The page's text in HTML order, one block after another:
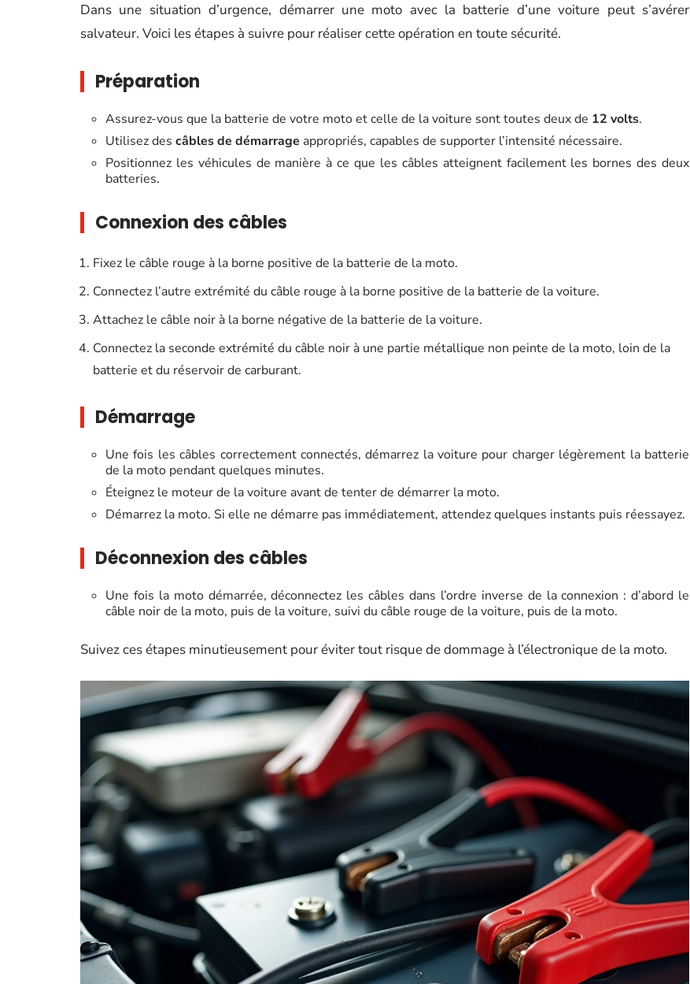
Dans une situation d’urgence, démarrer une moto avec la batterie d’une voiture peut s’avérer
salvateur. Voici les étapes à suivre pour réaliser cette opération en toute sécurité.
Préparation
Assurez-vous que la batterie de votre moto et celle de la voiture sont toutes deux de 12 volts.
Utilisez des câbles de démarrage appropriés, capables de supporter l’intensité nécessaire.
Positionnez les véhicules de manière à ce que les câbles atteignent facilement les bornes des deux
batteries.
Connexion des câbles
Fixez le câble rouge à la borne positive de la batterie de la moto.
Connectez l’autre extrémité du câble rouge à la borne positive de la batterie de la voiture.
Attachez le câble noir à la borne négative de la batterie de la voiture.
Connectez la seconde extrémité du câble noir à une partie métallique non peinte de la moto, loin de la
batterie et du réservoir de carburant.
Démarrage
Une fois les câbles correctement connectés, démarrez la voiture pour charger légèrement la batterie
de la moto pendant quelques minutes.
Éteignez le moteur de la voiture avant de tenter de démarrer la moto.
Démarrez la moto. Si elle ne démarre pas immédiatement, attendez quelques instants puis réessayez.
Déconnexion des câbles
Une fois la moto démarrée, déconnectez les câbles dans l’ordre inverse de la connexion : d’abord le
câble noir de la moto, puis de la voiture, suivi du câble rouge de la voiture, puis de la moto.
Suivez ces étapes minutieusement pour éviter tout risque de dommage à l’électronique de la moto.